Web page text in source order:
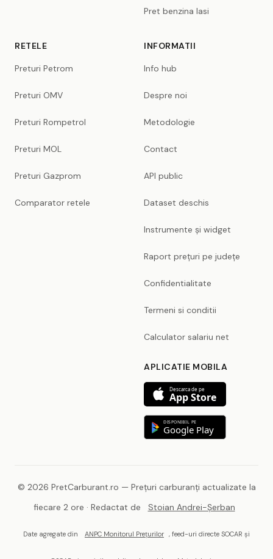
Pret benzina Iasi
RETELE
Preturi Petrom
Preturi OMV
Preturi Rompetrol
Preturi MOL
Preturi Gazprom
Comparator retele
INFORMATII
Info hub
Despre noi
Metodologie
Contact
API public
Dataset deschis
Instrumente și widget
Raport prețuri pe județe
Confidentialitate
Termeni si conditii
Calculator salariu net
APLICATIE MOBILA
Descarca de pe
App Store
DISPONIBIL PE
Google Play
© 2026 PretCarburant.ro — Prețuri carburanți actualizate la
fiecare 2 ore · Redactat de
Stoian Andrei-Șerban
Date agregate din ANPC Monitorul Prețurilor , feed-uri directe SOCAR și